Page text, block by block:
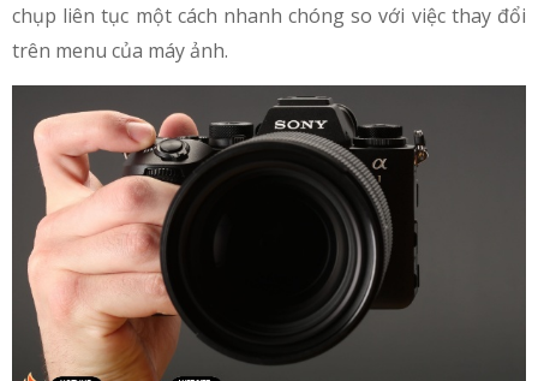
chụp liên tục một cách nhanh chóng so với việc thay đổi
trên menu của máy ảnh.